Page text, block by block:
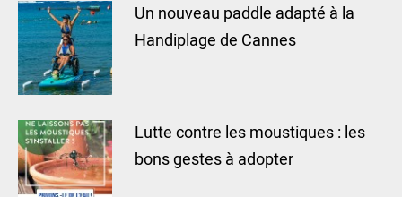
Un nouveau paddle adapté à la
Handiplage de Cannes
Lutte contre les moustiques : les
bons gestes à adopter